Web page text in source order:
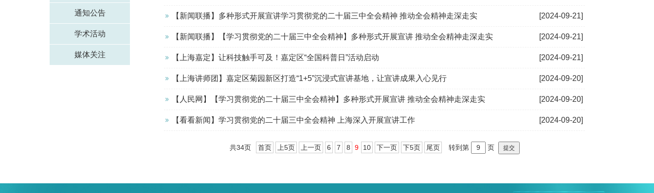
通知公告
学术活动
媒体关注
[2024-09-21]
【新闻联播】多种形式开展宣讲学习贯彻党的二十届三中全会精神 推动全会精神走深走实
[2024-09-21]
【新闻联播】【学习贯彻党的二十届三中全会精神】多种形式开展宣讲 推动全会精神走深走实
[2024-09-21]
【上海嘉定】让科技触手可及！嘉定区“全国科普日”活动启动
[2024-09-20]
【上海讲师团】嘉定区菊园新区打造“1+5”沉浸式宣讲基地，让宣讲成果入心见行
[2024-09-20]
【人民网】【学习贯彻党的二十届三中全会精神】多种形式开展宣讲 推动全会精神走深走实
[2024-09-20]
【看看新闻】学习贯彻党的二十届三中全会精神 上海深入开展宣讲工作
共34页 首页 上5页 上一页 6 7 8 9 10 下一页 下5页 尾页 转到第 页